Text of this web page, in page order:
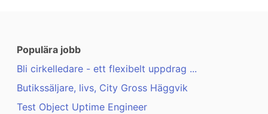
Populära jobb
Bli cirkelledare - ett flexibelt uppdrag ...
Butikssäljare, livs, City Gross Häggvik
Test Object Uptime Engineer